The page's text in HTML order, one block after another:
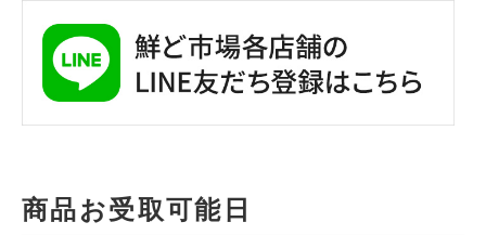
商品お受取可能日